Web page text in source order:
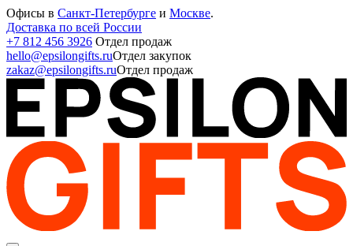
Офисы в Санкт-Петербурге и Москве.
Доставка по всей России
+7 812 456 3926 Отдел продаж
hello@epsilongifts.ruОтдел закупок
zakaz@epsilongifts.ruОтдел продаж